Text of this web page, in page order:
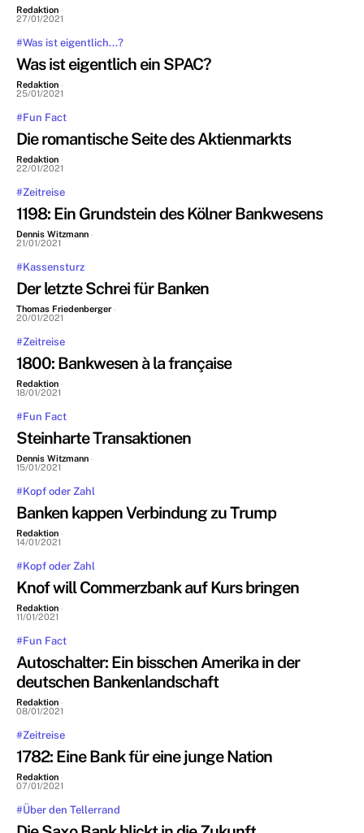
Redaktion -
27/01/2021
#Was ist eigentlich...?
Was ist eigentlich ein SPAC?
Redaktion -
25/01/2021
#Fun Fact
Die romantische Seite des Aktienmarkts
Redaktion -
22/01/2021
#Zeitreise
1198: Ein Grundstein des Kölner Bankwesens
Dennis Witzmann -
21/01/2021
#Kassensturz
Der letzte Schrei für Banken
Thomas Friedenberger -
20/01/2021
#Zeitreise
1800: Bankwesen à la française
Redaktion -
18/01/2021
#Fun Fact
Steinharte Transaktionen
Dennis Witzmann -
15/01/2021
#Kopf oder Zahl
Banken kappen Verbindung zu Trump
Redaktion -
14/01/2021
#Kopf oder Zahl
Knof will Commerzbank auf Kurs bringen
Redaktion -
11/01/2021
#Fun Fact
Autoschalter: Ein bisschen Amerika in der
deutschen Bankenlandschaft
Redaktion -
08/01/2021
#Zeitreise
1782: Eine Bank für eine junge Nation
Redaktion -
07/01/2021
#Über den Tellerrand